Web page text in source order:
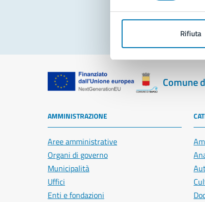
Rifiuta
Comune
AMMINISTRAZIONE
Aree amministrative
Organi di governo
Municipalità
Uffici
Enti e fondazioni